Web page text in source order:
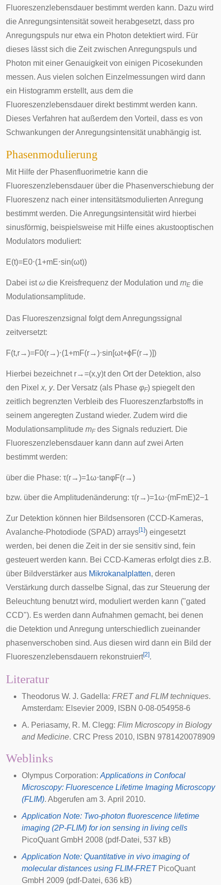
Fluoreszenzlebensdauer bestimmt werden kann. Dazu wird
die Anregungsintensität soweit herabgesetzt, dass pro
Anregungspuls nur etwa ein Photon detektiert wird. Für
dieses lässt sich die Zeit zwischen Anregungspuls und
Photon mit einer Genauigkeit von einigen Picosekunden
messen. Aus vielen solchen Einzelmessungen wird dann
ein Histogramm erstellt, aus dem die
Fluoreszenzlebensdauer direkt bestimmt werden kann.
Dieses Verfahren hat außerdem den Vorteil, dass es von
Schwankungen der Anregungsintensität unabhängig ist.
Phasenmodulierung
Mit Hilfe der Phasenfluorimetrie kann die
Fluoreszenzlebensdauer über die Phasenverschiebung der
Fluoreszenz nach einer intensitätsmodulierten Anregung
bestimmt werden. Die Anregungsintensität wird hierbei
sinusförmig, beispielsweise mit Hilfe eines akustooptischen
Modulators moduliert:
E(t)=E0⋅(1+mE⋅sin(ωt))
Dabei istω die Kreisfrequenz der Modulation und mE die
Modulationsamplitude.
Das Fluoreszenzsignal folgt dem Anregungssignal
zeitversetzt:
F(t,r→)=F0(r→)⋅(1+mF(r→)⋅sin[ωt+ϕF(r→)])
Hierbei bezeichnet r→=(x,y)tden Ort der Detektion, also
den Pixel x, y. Der Versatz (als Phase φF) spiegelt den
zeitlich begrenzten Verbleib des Fluoreszenzfarbstoffs in
seinem angeregten Zustand wieder. Zudem wird die
Modulationsamplitude mFdes Signals reduziert. Die
Fluoreszenzlebensdauer kann dann auf zwei Arten
bestimmt werden:
über die Phase: τ(r→)=1ω⋅tanφF(r→)
bzw. über die Amplitudenänderung: τ(r→)=1ω⋅(mFmE)2−1
Zur Detektion können hier Bildsensoren (CCD-Kameras,
Avalanche-Photodiode (SPAD) arrays[1]) eingesetzt
werden, bei denen die Zeit in der sie sensitiv sind, fein
gesteuert werden kann. Bei CCD-Kameras erfolgt dies z.B.
über Bildverstärker aus Mikrokanalplatten, deren
Verstärkung durch dasselbe Signal, das zur Steuerung der
Beleuchtung benutzt wird, moduliert werden kann ("gated
CCD"). Es werden dann Aufnahmen gemacht, bei denen
die Detektion und Anregung unterschiedlich zueinander
phasenverschoben sind. Aus diesen wird dann ein Bild der
Fluoreszenzlebensdauern rekonstruiert[2].
Literatur
Theodorus W. J. Gadella: FRET and FLIM techniques.
Amsterdam: Elsevier 2009, ISBN 0-08-054958-6
A. Periasamy, R. M. Clegg: Flim Microscopy in Biology
and Medicine. CRC Press 2010, ISBN 9781420078909
Weblinks
Olympus Corporation: Applications in Confocal
Microscopy: Fluorescence Lifetime Imaging Microscopy
(FLIM). Abgerufen am 3. April 2010.
Application Note: Two-photon fluorescence lifetime
imaging (2P-FLIM) for ion sensing in living cells
PicoQuant GmbH 2008 (pdf-Datei, 537 kB)
Application Note: Quantitative in vivo imaging of
molecular distances using FLIM-FRETPicoQuant
GmbH 2009 (pdf-Datei, 636 kB)